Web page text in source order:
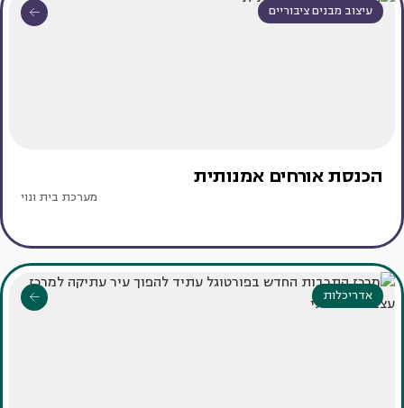
עיצוב מבנים ציבוריים
הכנסת אורחים אמנותית
מערכת בית ונוי
אדריכלות